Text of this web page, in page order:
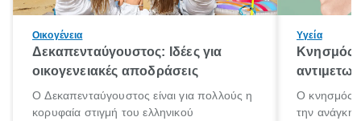
Οικογένεια
Δεκαπενταύγουστος: Ιδέες για
οικογενειακές αποδράσεις
Ο Δεκαπενταύγουστος είναι για πολλούς η
κορυφαία στιγμή του ελληνικού
Υγεία
Κνησμός:
Ο κνησμός
την ανάγκη